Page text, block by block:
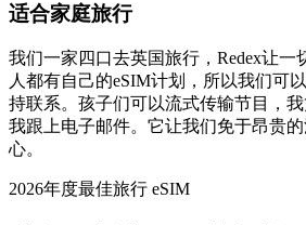
适合家庭旅行
我们一家四口去英国旅行，Redex让一
人都有自己的eSIM计划，所以我们可
持联系。孩子们可以流式传输节目，我
我跟上电子邮件。它让我们免于昂贵
心。
2026年度最佳旅行 eSIM